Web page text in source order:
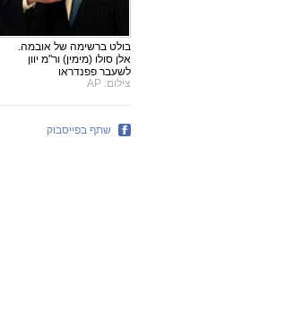
בולט ברשימה של אובמה.
אלן סולו (מימין) ור"מ יוון
לשעבר פפנדראו
צילום: AP
שתף בפייסבוק